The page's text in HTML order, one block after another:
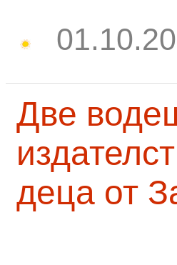
Две
деца от